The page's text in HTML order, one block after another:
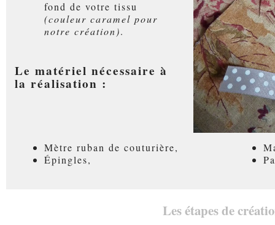
fond de votre tissu
(couleur caramel pour
notre création).
Le matériel nécessaire à
la réalisation :
Mètre ruban de couturière,
Épingles,
Les étapes de